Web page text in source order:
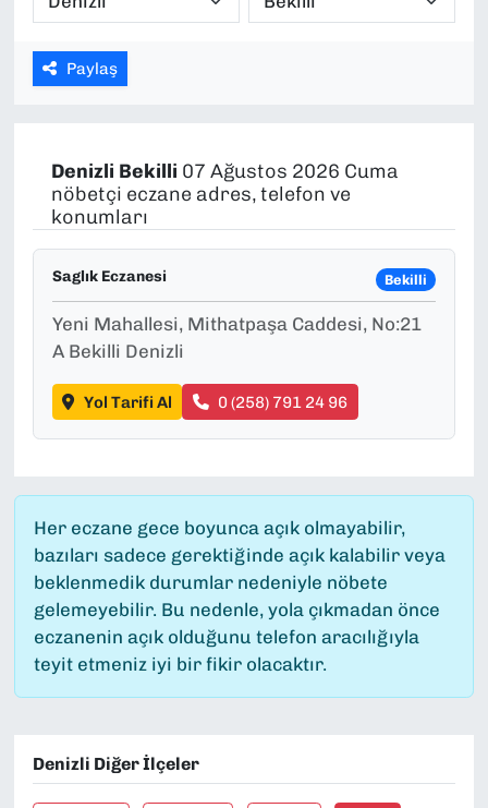
Paylaş
Denizli Bekilli 07 Ağustos 2026 Cuma
nöbetçi eczane adres, telefon ve
konumları
Saglık Eczanesi Bekilli
Yeni Mahallesi, Mithatpaşa Caddesi, No:21
A Bekilli Denizli
Yol Tarifi Al 0 (258) 791 24 96
Her eczane gece boyunca açık olmayabilir,
bazıları sadece gerektiğinde açık kalabilir veya
beklenmedik durumlar nedeniyle nöbete
gelemeyebilir. Bu nedenle, yola çıkmadan önce
eczanenin açık olduğunu telefon aracılığıyla
teyit etmeniz iyi bir fikir olacaktır.
Denizli Diğer İlçeler
YAŞAM